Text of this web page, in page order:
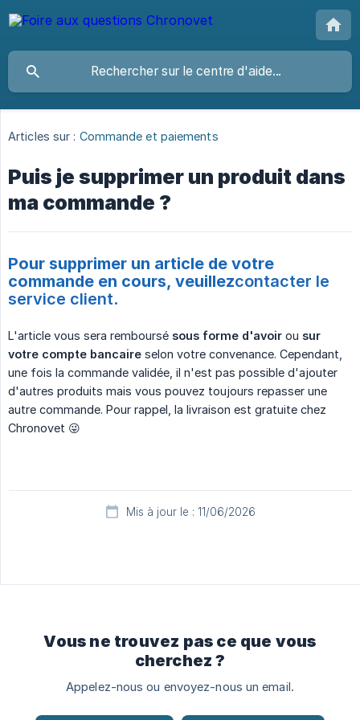
Articles sur : Commande et paiements
Puis je supprimer un produit dans
ma commande ?
Pour supprimer un article de votre
commande en cours, veuillezcontacter le
service client.
L'article vous sera remboursé sous forme d'avoir ou sur
votre compte bancaire selon votre convenance. Cependant,
une fois la commande validée, il n'est pas possible d'ajouter
d'autres produits mais vous pouvez toujours repasser une
autre commande. Pour rappel, la livraison est gratuite chez
Chronovet 😜
Mis à jour le : 11/06/2026
Vous ne trouvez pas ce que vous
cherchez ?
Appelez-nous ou envoyez-nous un email.